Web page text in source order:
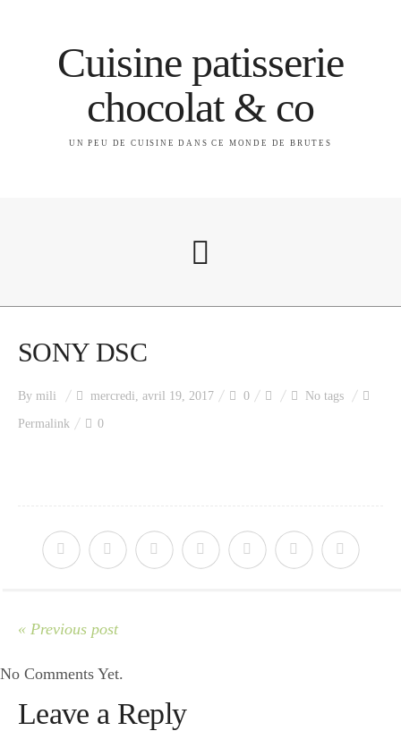
Cuisine patisserie
chocolat & co
UN PEU DE CUISINE DANS CE MONDE DE BRUTES
Index des recettes
Apéro
SONY DSC
By mili mercredi, avril 19, 2017 0 No tags
Permalink 0
« Previous post
No Comments Yet.
Leave a Reply